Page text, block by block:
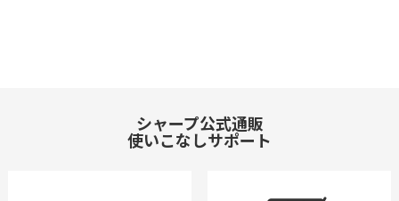
シャープ公式通販
使いこなしサポート